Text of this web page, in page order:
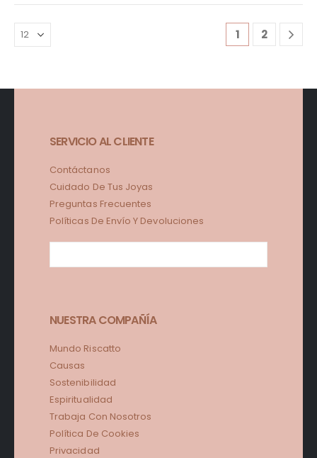
1 2
SERVICIO AL CLIENTE
Contáctanos
Cuidado De Tus Joyas
Preguntas Frecuentes
Políticas De Envío Y Devoluciones
NUESTRA COMPAÑÍA
Mundo Riscatto
Causas
Sostenibilidad
Espiritualidad
Trabaja Con Nosotros
Política De Cookies
Privacidad